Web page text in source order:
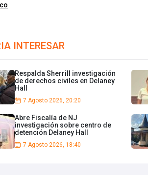
INTERESAR
Respalda Sherrill investigación
de derechos civiles en Delaney
Hall
7 Agosto 2026, 20:20
Abre Fiscalía de NJ
investigación sobre centro de
detención Delaney Hall
7 Agosto 2026, 18:40